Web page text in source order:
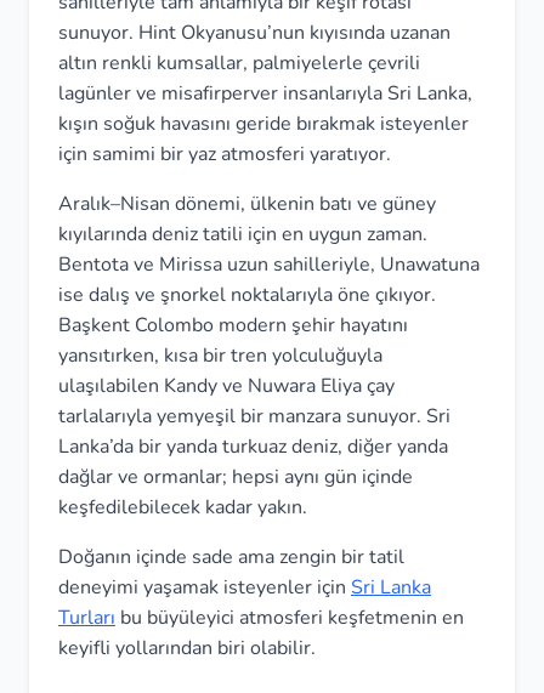
sunuyor. Hint Okyanusu’nun kıyısında uzanan
altın renkli kumsallar, palmiyelerle çevrili
lagünler ve misafirperver insanlarıyla Sri Lanka,
kışın soğuk havasını geride bırakmak isteyenler
için samimi bir yaz atmosferi yaratıyor.
Aralık–Nisan dönemi, ülkenin batı ve güney
kıyılarında deniz tatili için en uygun zaman.
Bentota ve Mirissa uzun sahilleriyle, Unawatuna
ise dalış ve şnorkel noktalarıyla öne çıkıyor.
Başkent Colombo modern şehir hayatını
yansıtırken, kısa bir tren yolculuğuyla
ulaşılabilen Kandy ve Nuwara Eliya çay
tarlalarıyla yemyeşil bir manzara sunuyor. Sri
Lanka’da bir yanda turkuaz deniz, diğer yanda
dağlar ve ormanlar; hepsi aynı gün içinde
keşfedilebilecek kadar yakın.
Doğanın içinde sade ama zengin bir tatil
deneyimi yaşamak isteyenler için Sri Lanka
Turları bu büyüleyici atmosferi keşfetmenin en
keyifli yollarından biri olabilir.